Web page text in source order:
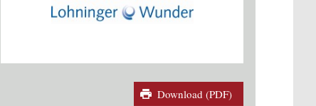
Download (PDF)